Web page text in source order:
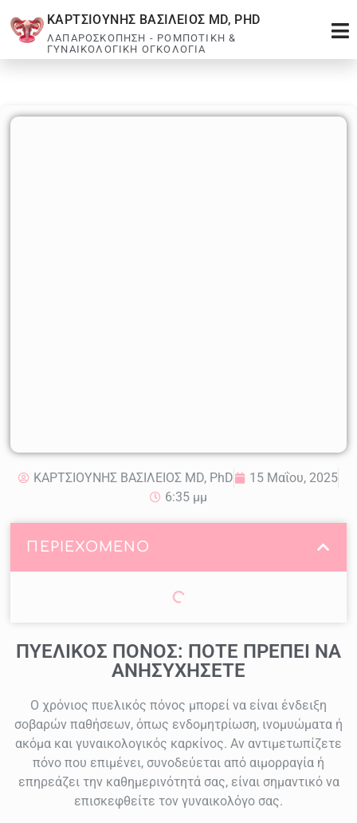
ΚΑΡΤΣΙΟΥΝΗΣ ΒΑΣΙΛΕΙΟΣ MD, PHD
ΛΑΠΑΡΟΣΚΟΠΗΣΗ - ΡΟΜΠΟΤΙΚΗ &
ΓΥΝΑΙΚΟΛΟΓΙΚΗ ΟΓΚΟΛΟΓΙΑ
ΚΑΡΤΣΙΟΥΝΗΣ ΒΑΣΙΛΕΙΟΣ MD, PhD
15 Μαΐου, 2025
6:35 μμ
ΠΕΡΙΕΧΟΜΕΝΟ
ΠΥΕΛΙΚΟΣ ΠΟΝΟΣ: ΠΟΤΕ ΠΡΕΠΕΙ ΝΑ
ΑΝΗΣΥΧΗΣΕΤΕ
Ο χρόνιος πυελικός πόνος μπορεί να είναι ένδειξη
σοβαρών παθήσεων, όπως ενδομητρίωση, ινομυώματα ή
ακόμα και γυναικολογικός καρκίνος. Αν αντιμετωπίζετε
πόνο που επιμένει, συνοδεύεται από αιμορραγία ή
επηρεάζει την καθημερινότητά σας, είναι σημαντικό να
επισκεφθείτε τον γυναικολόγο σας.